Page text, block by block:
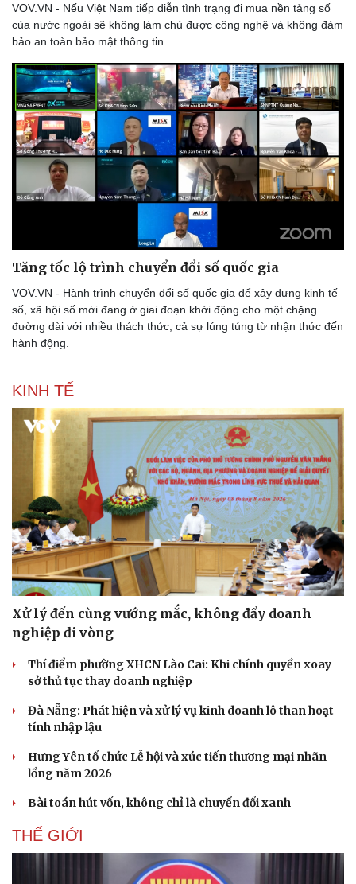
Thể thao
eSports
Hậu trường
Ô tô - Xe máy
Ô tô
Xe máy
VOV.VN - Nếu Việt Nam tiếp diễn tình trạng đi mua nền tảng số
của nước ngoài sẽ không làm chủ được công nghệ và không đảm
bảo an toàn bảo mật thông tin.
Tăng tốc lộ trình chuyển đổi số quốc gia
VOV.VN - Hành trình chuyển đổi số quốc gia để xây dựng kinh tế
số, xã hội số mới đang ở giai đoạn khởi động cho một chặng
đường dài với nhiều thách thức, cả sự lúng túng từ nhận thức đến
hành động.
KINH TẾ
Xử lý đến cùng vướng mắc, không đẩy doanh
nghiệp đi vòng
Thí điểm phường XHCN Lào Cai: Khi chính quyền xoay
sở thủ tục thay doanh nghiệp
Đà Nẵng: Phát hiện và xử lý vụ kinh doanh lô than hoạt
tính nhập lậu
Hưng Yên tổ chức Lễ hội và xúc tiến thương mại nhãn
lồng năm 2026
Bài toán hút vốn, không chỉ là chuyển đổi xanh
THẾ GIỚI